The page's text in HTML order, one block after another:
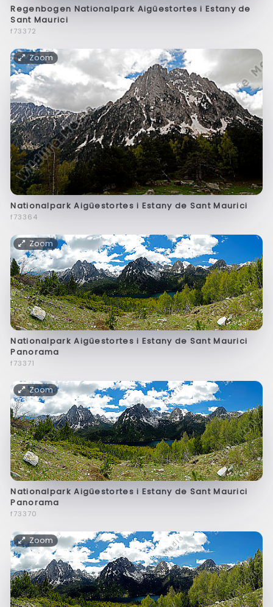
Regenbogen Nationalpark Aigüestortes i Estany de
Sant Maurici
f73372
Zoom
Nationalpark Aigüestortes i Estany de Sant Maurici
f73364
Zoom
Nationalpark Aigüestortes i Estany de Sant Maurici
Panorama
f73371
Zoom
Nationalpark Aigüestortes i Estany de Sant Maurici
Panorama
f73370
Zoom